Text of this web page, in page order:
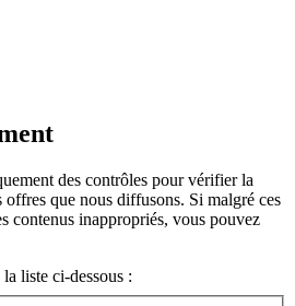
des contrôles pour vérifier la
que nous diffusons. Si malgré ces
contenus inappropriés, vous pouvez
liste ci-dessous :